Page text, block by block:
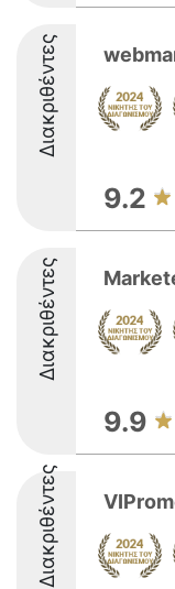
Διακριθέντες
9.2
Διακριθέντες
9.9
Διακριθέντες